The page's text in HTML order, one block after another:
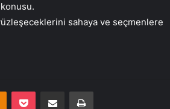
sahaya ve seçmenlere
Odnoklassniki
Pocket E-Posta ile paylaş Yazdır